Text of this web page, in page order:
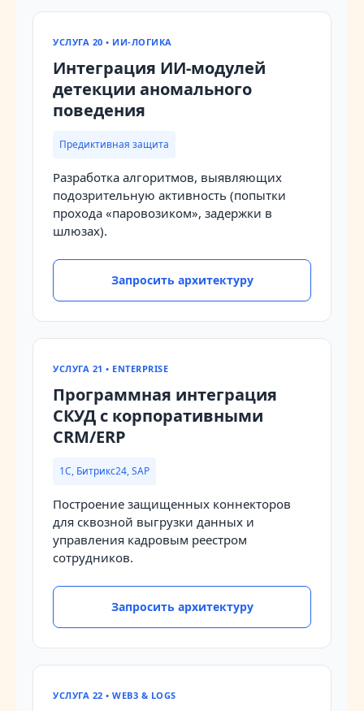
УСЛУГА 20 • ИИ-ЛОГИКА
Интеграция ИИ-модулей
детекции аномального
поведения
Предиктивная защита
Разработка алгоритмов, выявляющих
подозрительную активность (попытки
прохода «паровозиком», задержки в
шлюзах).
Запросить архитектуру
УСЛУГА 21 • ENTERPRISE
Программная интеграция
СКУД с корпоративными
CRM/ERP
1С, Битрикс24, SAP
Построение защищенных коннекторов
для сквозной выгрузки данных и
управления кадровым реестром
сотрудников.
Запросить архитектуру
УСЛУГА 22 • WEB3 & LOGS